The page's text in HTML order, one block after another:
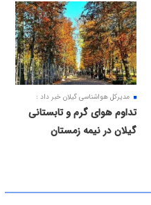
مدیرکل هواشناسی گیلان خبر داد :
تداوم هوای گرم و تابستانی
گیلان در نیمه زمستان